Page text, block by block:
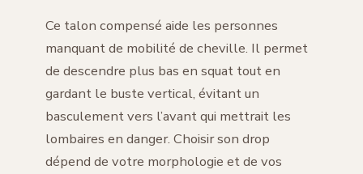
Ce talon compensé aide les personnes
manquant de mobilité de cheville. Il permet
de descendre plus bas en squat tout en
gardant le buste vertical, évitant un
basculement vers l’avant qui mettrait les
lombaires en danger. Choisir son drop
dépend de votre morphologie et de vos